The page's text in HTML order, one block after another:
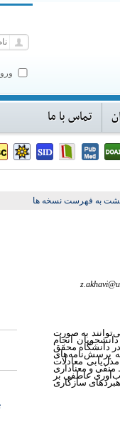
تماس با ما
به فهرست نسخه ها
به ‌صورت
انجام
دانشگاه محقق
به پرسش‌نامه‌های
معادلات
و معناداری
عاطفی بر
سازگاری